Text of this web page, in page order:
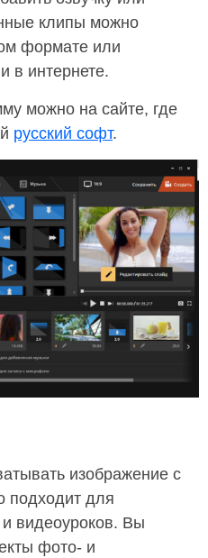
клипы можно
формате или
в интернете.
можно на сайте, где
русский софт.
изображение с
подходит для
и видеоуроков. Вы
фото- и